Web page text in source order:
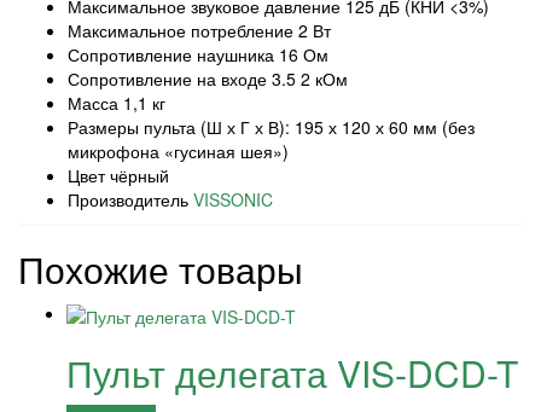
Максимальное звуковое давление 125 дБ (КНИ <3%)
Максимальное потребление 2 Вт
Сопротивление наушника 16 Ом
Сопротивление на входе 3.5 2 кОм
Масса 1,1 кг
Размеры пульта (Ш х Г х В): 195 х 120 х 60 мм (без
микрофона «гусиная шея»)
Цвет чёрный
Производитель VISSONIC
Похожие товары
Пульт делегата VIS-DCD-T